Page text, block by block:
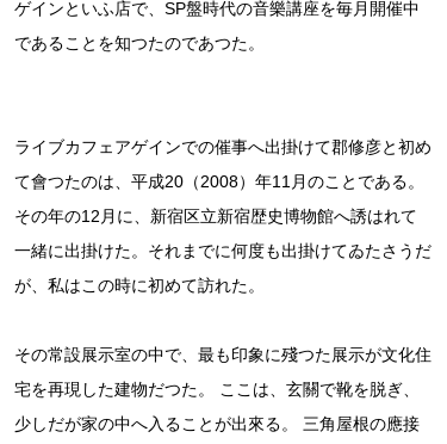
ゲインといふ店で、SP盤時代の音樂講座を毎月開催中
であることを知つたのであつた。
ライブカフェアゲインでの催事へ出掛けて郡修彦と初め
て會つたのは、平成20（2008）年11月のことである。
その年の12月に、新宿区立新宿歴史博物館へ誘はれて
一緒に出掛けた。それまでに何度も出掛けてゐたさうだ
が、私はこの時に初めて訪れた。
その常設展示室の中で、最も印象に殘つた展示が文化住
宅を再現した建物だつた。 ここは、玄關で靴を脱ぎ、
少しだが家の中へ入ることが出來る。 三角屋根の應接